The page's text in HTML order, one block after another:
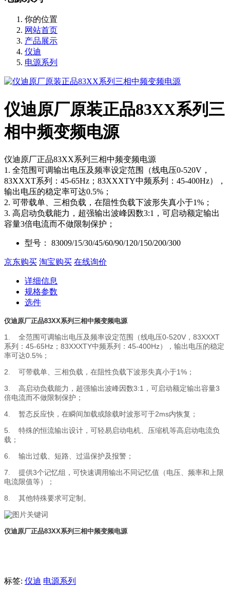
你的位置
网站首页
产品展示
仪迪
电源系列
仪迪原厂原装正品83XX系列三
相中频变频电源
仪迪原厂正品83XX系列三相中频变频电源
1. 全范围可调输出电压及频率设定范围（线电压0-520V，
83XXXT系列：45-65Hz；83XXXTY中频系列：45-400Hz），
输出电压的稳定率可达0.5%；
2. 可带载单、三相负载，在阻性负载下波形失真小于1%；
3. 高启动负载能力，超强输出波峰因数3:1，可启动额定输出
容量3倍电流而不做限制保护；
型号： 83009/15/30/45/60/90/120/150/200/300
京东购买 淘宝购买 在线询价
详细信息
规格参数
选件
仪迪原厂正品83XX系列三相中频变频电源
1. 全范围可调输出电压及频率设定范围（线电压0-520V，83XXXT
系列：45-65Hz；83XXXTY中频系列：45-400Hz），输出电压的稳定
率可达0.5%；
2.
可带载单、三相负载，在阻性负载下波形失真小于1%；
3.
高启动负载能力，超强输出波峰因数3:1，可启动额定输出容量3
倍电流而不做限制保护；
4.
暂态反应快，在瞬间加载或除载时波形可于2ms内恢复；
5.
特殊的恒流输出设计，可轻易启动电机、压缩机等高启动电流负
载；
6.
输出过载、短路、过温保护及报警；
7.
提供3个记忆组，可快速调用输出不同记忆值（电压、频率和上限
电流限值等）；
8.
其他特殊要求可定制。
仪迪原厂正品83XX系列三相中频变频电源
标签: 仪迪 电源系列